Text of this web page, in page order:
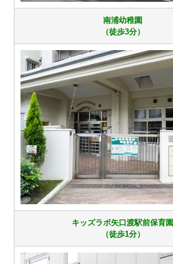
南浦幼稚園
（徒歩3分）
キッズラボ矢口渡駅前保育園
（徒歩1分）